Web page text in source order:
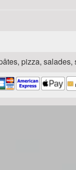
pizza,